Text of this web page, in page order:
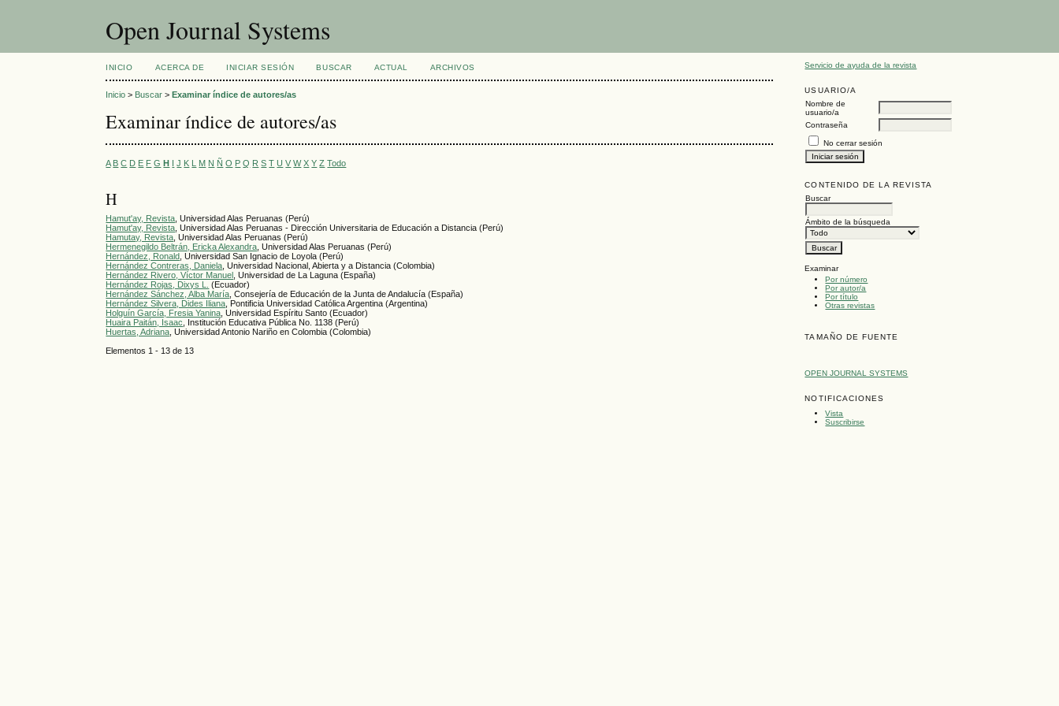
Open Journal Systems
Servicio de ayuda de la revista
USUARIO/A
Nombre de
usuario/a
Contraseña
No cerrar sesión
CONTENIDO DE LA REVISTA
Buscar
Ámbito de la búsqueda
Examinar
Por número
Por autor/a
Por título
Otras revistas
TAMAÑO DE FUENTE
OPEN JOURNAL SYSTEMS
NOTIFICACIONES
Vista
Suscribirse
INICIO ACERCA DE INICIAR SESIÓN BUSCAR ACTUAL ARCHIVOS
Inicio > Buscar >Examinar índice de autores/as
Examinar índice de autores/as
A B C D E F G H I J K L M N Ñ O P Q R S T U V W X Y Z Todo
H
Hamut'ay, Revista , Universidad Alas Peruanas (Perú)
Hamut'ay, Revista , Universidad Alas Peruanas - Dirección Universitaria de Educación a Distancia (Perú)
Hamutay, Revista , Universidad Alas Peruanas (Perú)
Hermenegildo Beltrán, Ericka Alexandra , Universidad Alas Peruanas (Perú)
Hernández, Ronald , Universidad San Ignacio de Loyola (Perú)
Hernández Contreras, Daniela , Universidad Nacional, Abierta y a Distancia (Colombia)
Hernández Rivero, Víctor Manuel
, Universidad de La Laguna (España)
Hernández Rojas, Dixys L.
(Ecuador)
Hernández Sánchez, Alba María , Consejería de Educación de la Junta de Andalucía (España)
Hernández Silvera, Dides Iliana , Pontificia Universidad Católica Argentina (Argentina)
Holguín García, Fresia Yanina , Universidad Espíritu Santo (Ecuador)
Huaira Paitán, Isaac
, Institución Educativa Pública No. 1138 (Perú)
Huertas, Adriana , Universidad Antonio Nariño en Colombia (Colombia)
Elementos 1 - 13 de 13